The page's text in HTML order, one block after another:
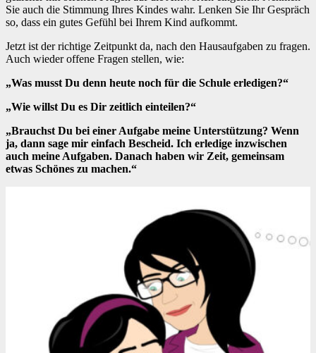
Sie auch die Stimmung Ihres Kindes wahr. Lenken Sie Ihr Gespräch
so, dass ein gutes Gefühl bei Ihrem Kind aufkommt.
Jetzt ist der richtige Zeitpunkt da, nach den Hausaufgaben zu fragen.
Auch wieder offene Fragen stellen, wie:
„Was musst Du denn heute noch für die Schule erledigen?“
„Wie willst Du es Dir zeitlich einteilen?“
„Brauchst Du bei einer Aufgabe meine Unterstützung? Wenn
ja, dann sage mir einfach Bescheid. Ich erledige inzwischen
auch meine Aufgaben. Danach haben wir Zeit, gemeinsam
etwas Schönes zu machen.“